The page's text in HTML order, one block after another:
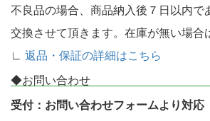
不良品の場合、商品納入後７日以内で
交換させて頂きます。在庫が無い場合
∟ 返品・保証の詳細はこちら
◆お問い合わせ
受付：お問い合わせフォームより対応